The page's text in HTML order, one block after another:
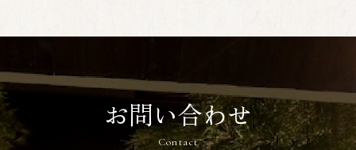
お問い合わせ
Contact